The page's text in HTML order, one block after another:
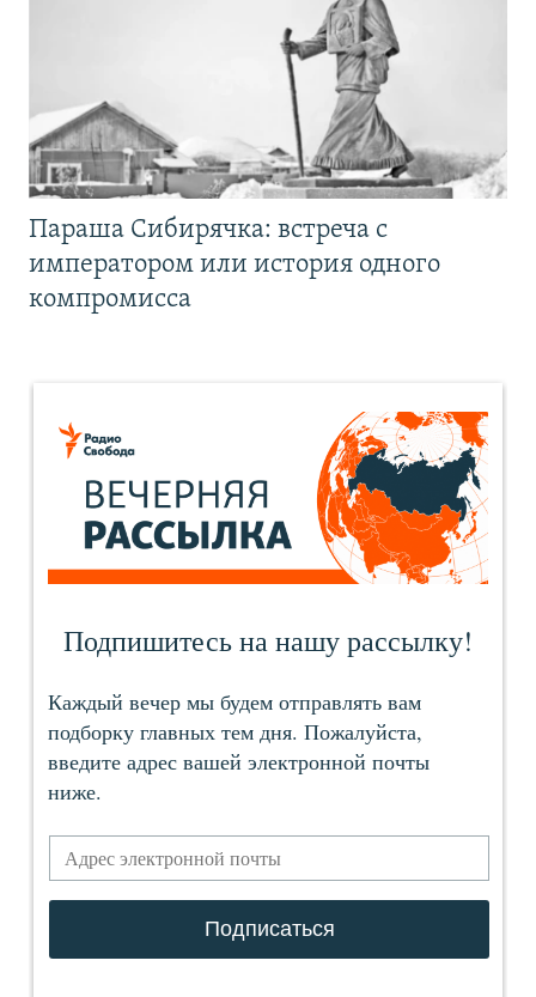
Параша Сибирячка: встреча с
императором или история одного
компромисса